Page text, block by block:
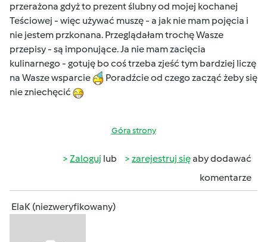
przerażona gdyż to prezent ślubny od mojej kochanej
Teściowej - więc używać muszę - a jak nie mam pojęcia i
nie jestem przkonana. Przeglądałam trochę Wasze
przepisy - są imponujące. Ja nie mam zacięcia
kulinarnego - gotuję bo coś trzeba zjeść tym bardziej liczę
na Wasze wsparcie
Poradźcie od czego zacząć żeby się
nie zniechęcić
Góra strony
Zaloguj lub zarejestruj sięaby dodawać
komentarze
ElaK (niezweryfikowany)